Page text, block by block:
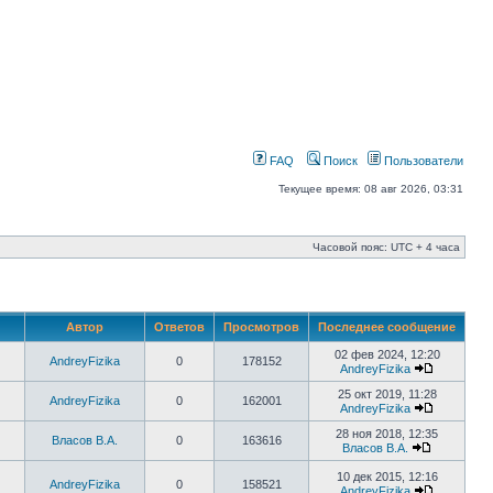
FAQ Поиск Пользователи
Текущее время: 08 авг 2026, 03:31
Часовой пояс: UTC + 4 часа
Автор Ответов Просмотров Последнее сообщение
AndreyFizika 0 178152
02 фев 2024, 12:20
AndreyFizika
AndreyFizika 0 162001
25 окт 2019, 11:28
AndreyFizika
Власов В.А. 0 163616
28 ноя 2018, 12:35
Власов В.А.
AndreyFizika 0 158521
10 дек 2015, 12:16